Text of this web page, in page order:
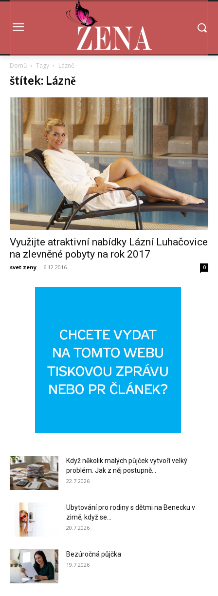
Domů Tagy Lázně
štítek: Lázně
Využijte atraktivní nabídky Lázní Luhačovice
na zlevněné pobyty na rok 2017
svet zeny - 6.12.2016 0
Když několik malých půjček vytvoří velký
problém. Jak z něj postupně...
22.7.2026
Ubytování pro rodiny s dětmi na Benecku v
zimě, když se...
20.7.2026
Bezúročná půjčka
19.7.2026